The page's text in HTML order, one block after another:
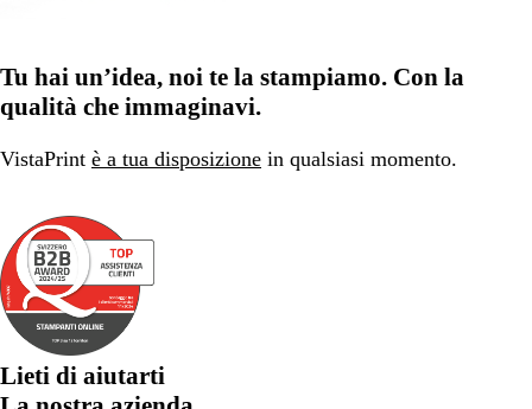
Tu hai un’idea, noi te la stampiamo. Con la
qualità che immaginavi.
VistaPrint è a tua disposizione in qualsiasi momento.
Lieti di aiutarti